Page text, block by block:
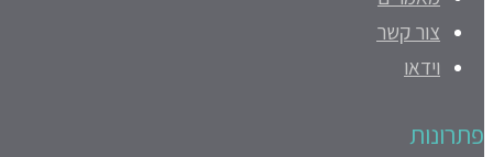
צור קשר
וידאו
פתרונות